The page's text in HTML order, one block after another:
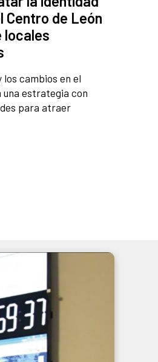
Centro de León
locales
cambios en el
una estrategia con
para atraer